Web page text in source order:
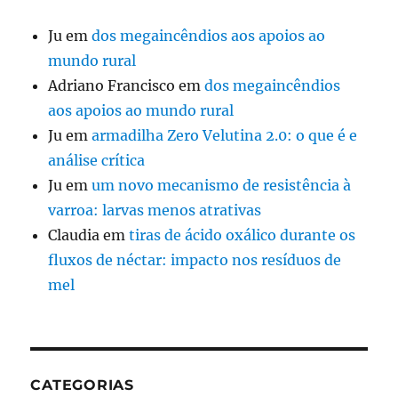
Ju emdos megaincêndios aos apoios ao
mundo rural
Adriano Francisco emdos megaincêndios
aos apoios ao mundo rural
Ju emarmadilha Zero Velutina 2.0: o que é e
análise crítica
Ju emum novo mecanismo de resistência à
varroa: larvas menos atrativas
Claudia emtiras de ácido oxálico durante os
fluxos de néctar: impacto nos resíduos de
mel
CATEGORIAS